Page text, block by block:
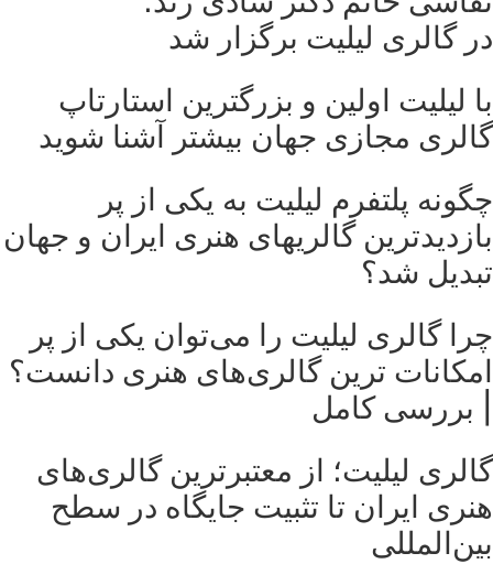
در گالری لیلیت برگزار شد
با لیلیت اولین و بزرگترین استارتاپ
گالری مجازی جهان بیشتر آشنا شوید
چگونه پلتفرم لیلیت به یکی از پر
بازدیدترین گالریهای هنری ایران و جهان
تبدیل شد؟
چرا گالری لیلیت را می‌توان یکی از پر
امکانات ترین گالری‌های هنری دانست؟
| بررسی کامل
گالری لیلیت؛ از معتبرترین گالری‌های
هنری ایران تا تثبیت جایگاه در سطح
بین‌المللی